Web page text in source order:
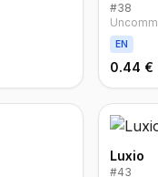
#38
EN
0.44 €
Luxio
#43